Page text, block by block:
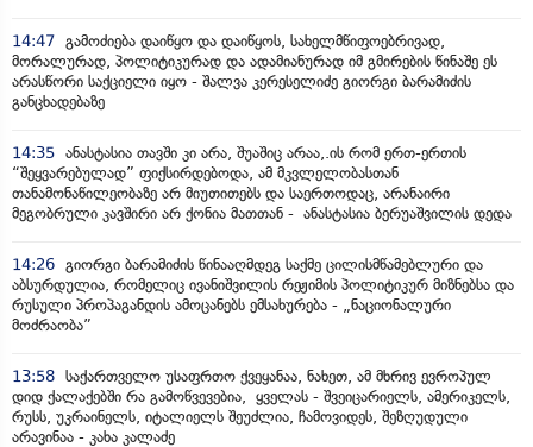
14:47 გამოძიება დაიწყო და დაიწყოს, სახელმწიფოებრივად,
მორალურად, პოლიტიკურად და ადამიანურად იმ გმირების წინაშე ეს
არასწორი საქციელი იყო - შალვა კერესელიძე გიორგი ბარამიძის
განცხადებაზე
14:35 ანასტასია თავში კი არა, შუაშიც არაა,.ის რომ ერთ-ერთის
“შეყვარებულად” ფიქსირდებოდა, ამ მკვლელობასთან
თანამონაწილეობაზე არ მიუთითებს და საერთოდაც, არანაირი
მეგობრული კავშირი არ ქონია მათთან - ანასტასია ბერუაშვილის დედა
14:26 გიორგი ბარამიძის წინააღმდეგ საქმე ცილისმწამებლური და
აბსურდულია, რომელიც ივანიშვილის რეჟიმის პოლიტიკურ მიზნებსა და
რუსული პროპაგანდის ამოცანებს ემსახურება - „ნაციონალური
მოძრაობა”
13:58 საქართველო უსაფრთო ქვეყანაა, ნახეთ, ამ მხრივ ევროპულ
დიდ ქალაქებში რა გამოწვევებია, ყველას - შვეიცარიელს, ამერიკელს,
რუსს, უკრაინელს, იტალიელს შეუძლია, ჩამოვიდეს, შეზღუდული
არავინაა - კახა კალაძე